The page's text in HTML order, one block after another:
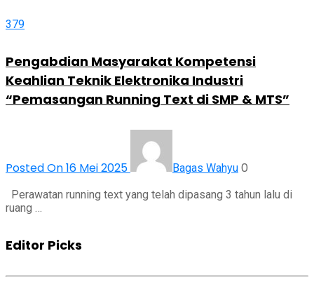
379
Pengabdian Masyarakat Kompetensi
Keahlian Teknik Elektronika Industri
“Pemasangan Running Text di SMP & MTS”
Posted On 16 Mei 2025 Bagas Wahyu 0
Perawatan running text yang telah dipasang 3 tahun lalu di
ruang …
Editor Picks